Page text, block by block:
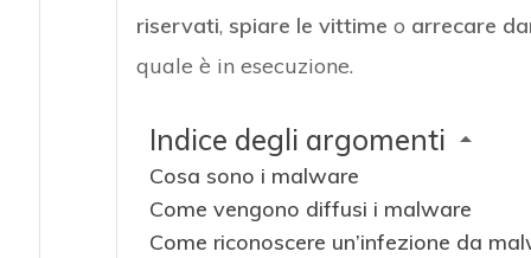
riservati, spiare le vittime o arrecare
quale è in esecuzione.
Indice degli argomenti
Cosa sono i malware
Come vengono diffusi i malware
Come riconoscere un’infezione da